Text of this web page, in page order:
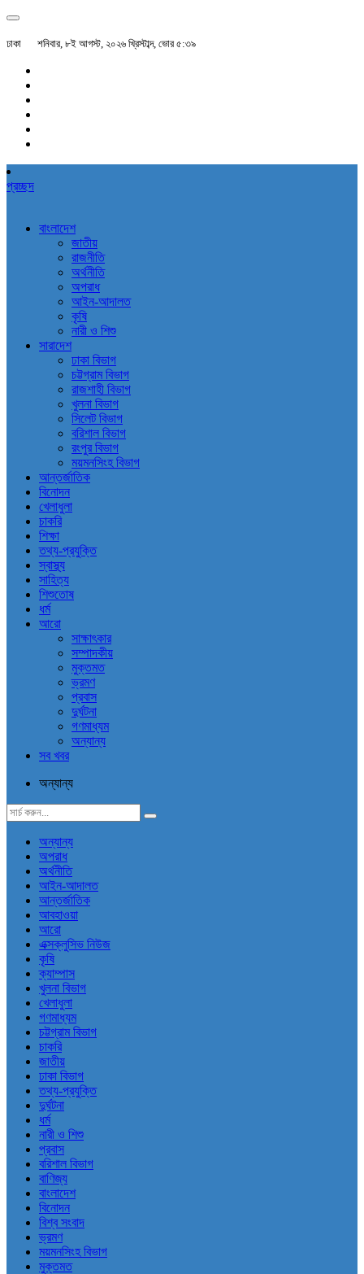
ঢাকা শনিবার, ৮ই আগস্ট, ২০২৬ খ্রিস্টাব্দ, ভোর ৫:৩৯
প্রচ্ছদ
বাংলাদেশ
জাতীয়
রাজনীতি
অর্থনীতি
অপরাধ
আইন-আদালত
কৃষি
নারী ও শিশু
সারাদেশ
ঢাকা বিভাগ
চট্টগ্রাম বিভাগ
রাজশাহী বিভাগ
খুলনা বিভাগ
সিলেট বিভাগ
বরিশাল বিভাগ
রংপুর বিভাগ
ময়মনসিংহ বিভাগ
আন্তর্জাতিক
বিনোদন
খেলাধুলা
চাকরি
শিক্ষা
তথ্য-প্রযুক্তি
স্বাস্থ্য
সাহিত্য
শিশুতোষ
ধর্ম
আরো
সাক্ষাৎকার
সম্পাদকীয়
মুক্তমত
ভ্রমণ
প্রবাস
দুর্ঘটনা
গণমাধ্যম
অন্যান্য
সব খবর
অন্যান্য
অন্যান্য
অপরাধ
অর্থনীতি
আইন-আদালত
আন্তর্জাতিক
আবহাওয়া
আরো
এক্সক্লুসিভ নিউজ
কৃষি
ক্যাম্পাস
খুলনা বিভাগ
খেলাধুলা
গণমাধ্যম
চট্টগ্রাম বিভাগ
চাকরি
জাতীয়
ঢাকা বিভাগ
তথ্য-প্রযুক্তি
দুর্ঘটনা
ধর্ম
নারী ও শিশু
প্রবাস
বরিশাল বিভাগ
বাণিজ্য
বাংলাদেশ
বিনোদন
বিশ্ব সংবাদ
ভ্রমণ
ময়মনসিংহ বিভাগ
মুক্তমত